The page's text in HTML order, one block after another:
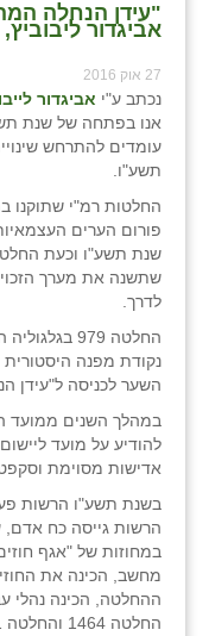
"עידן הנחלה
אביגדור
27 אוק 2016
נכתב ע"י אביגדור
אנו בפתחה של שנת
עומדים להתרחש
תשע"ו.
החלטות רמ"י שתוקנו
שתשנה את מערך
לדרך.
נקודת מפנה
השער לכניסה ל"עידן
להודיע על מועד
אדישות מסוימת
בשנת תשע"ו הרשות
הרשות גייסה כח אדם,
במחוזות של "אגף
מחשב, הכינה את
ההחלטה, הכינה נהלי
גני יהודה
גנות
דקל
זוהר
הדר עם
חבצלת השרון
חמרה
חרב לאת
יבול (מורג)
יקנעם
כליל